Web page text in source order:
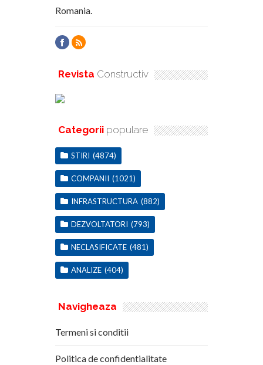
Romania.
Revista Constructiv
Categorii populare
STIRI (4874)
COMPANII (1021)
INFRASTRUCTURA (882)
DEZVOLTATORI (793)
NECLASIFICATE (481)
ANALIZE (404)
Navigheaza
Termeni si conditii
Politica de confidentialitate